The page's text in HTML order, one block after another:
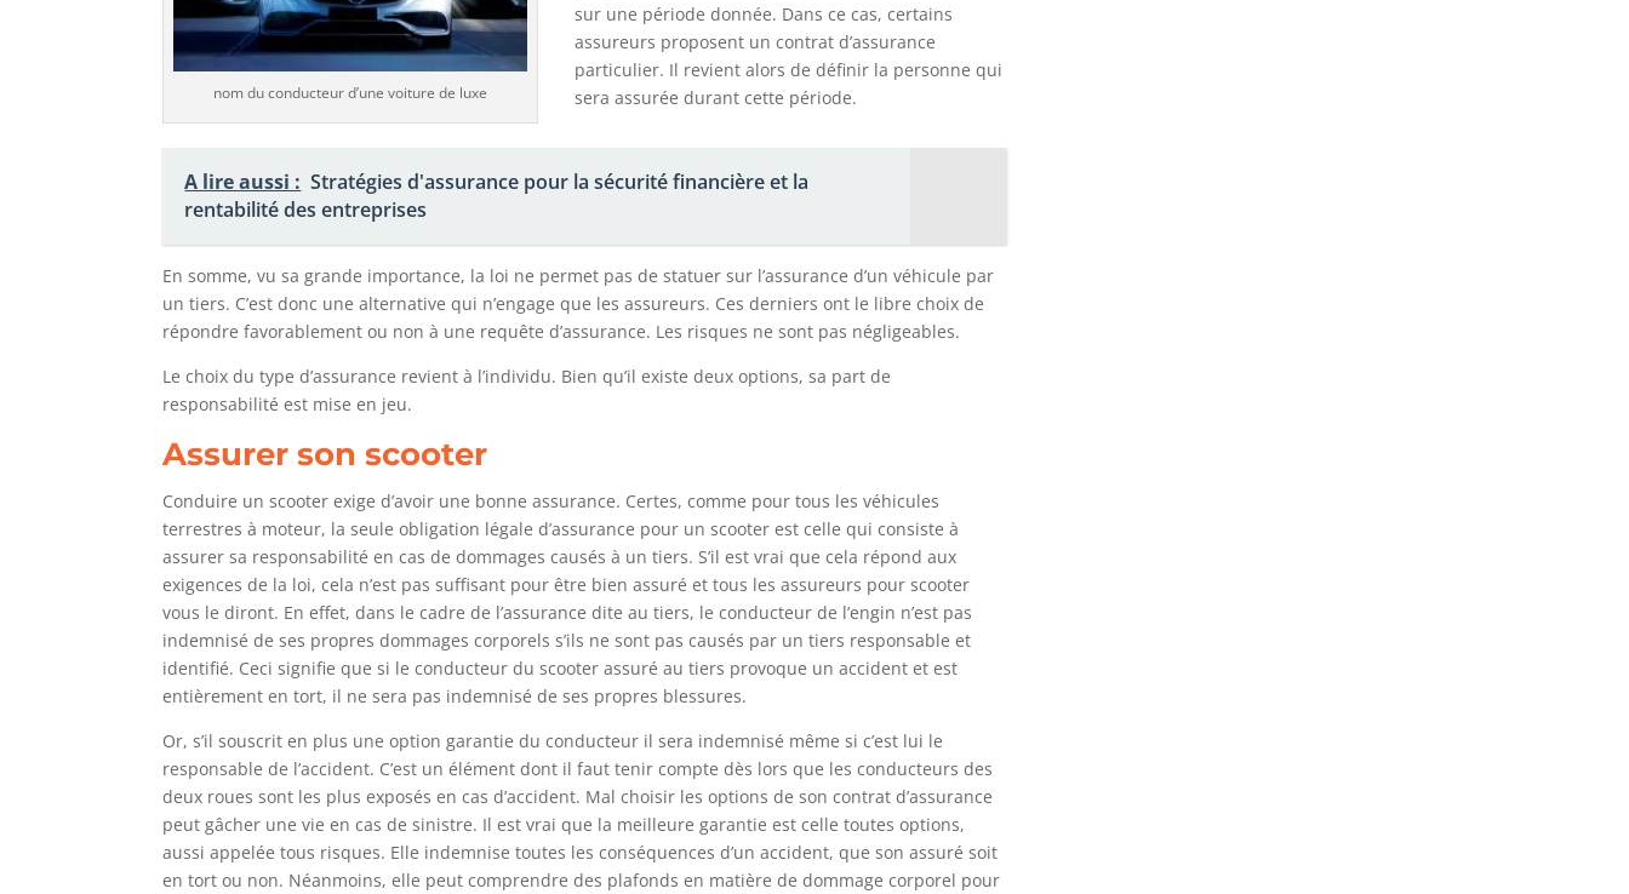
nom du conducteur d’une voiture de luxe
sur une période donnée. Dans ce cas, certains
assureurs proposent un contrat d’assurance
particulier. Il revient alors de définir la personne qui
sera assurée durant cette période.
A lire aussi : Stratégies d'assurance pour la sécurité financière et la
rentabilité des entreprises
En somme, vu sa grande importance, la loi ne permet pas de statuer sur l’assurance d’un véhicule par
un tiers. C’est donc une alternative qui n’engage que les assureurs. Ces derniers ont le libre choix de
répondre favorablement ou non à une requête d’assurance. Les risques ne sont pas négligeables.
Le choix du type d’assurance revient à l’individu. Bien qu’il existe deux options, sa part de
responsabilité est mise en jeu.
Assurer son scooter
Conduire un scooter exige d’avoir une bonne assurance. Certes, comme pour tous les véhicules
terrestres à moteur, la seule obligation légale d’assurance pour un scooter est celle qui consiste à
assurer sa responsabilité en cas de dommages causés à un tiers. S’il est vrai que cela répond aux
exigences de la loi, cela n’est pas suffisant pour être bien assuré et tous les assureurs pour scooter
vous le diront. En effet, dans le cadre de l’assurance dite au tiers, le conducteur de l’engin n’est pas
indemnisé de ses propres dommages corporels s’ils ne sont pas causés par un tiers responsable et
identifié. Ceci signifie que si le conducteur du scooter assuré au tiers provoque un accident et est
entièrement en tort, il ne sera pas indemnisé de ses propres blessures.
Or, s’il souscrit en plus une option garantie du conducteur il sera indemnisé même si c’est lui le
responsable de l’accident. C’est un élément dont il faut tenir compte dès lors que les conducteurs des
deux roues sont les plus exposés en cas d’accident. Mal choisir les options de son contrat d’assurance
peut gâcher une vie en cas de sinistre. Il est vrai que la meilleure garantie est celle toutes options,
aussi appelée tous risques. Elle indemnise toutes les conséquences d’un accident, que son assuré soit
en tort ou non. Néanmoins, elle peut comprendre des plafonds en matière de dommage corporel pour